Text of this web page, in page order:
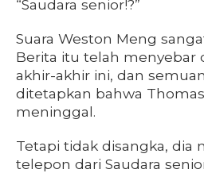
“Saudara senior!?”
Suara Weston Meng
Berita itu telah menyebar
akhir-akhir ini, dan
ditetapkan bahwa
meninggal.
Tetapi tidak disangka, dia
telepon dari Saudara